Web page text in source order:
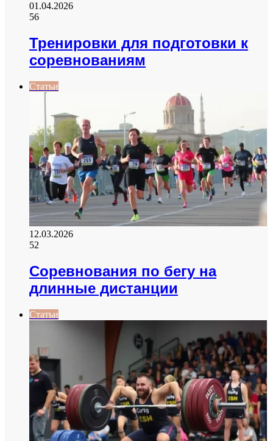
01.04.2026
56
Тренировки для подготовки к
соревнованиям
Статьи
12.03.2026
52
Соревнования по бегу на
длинные дистанции
Статьи